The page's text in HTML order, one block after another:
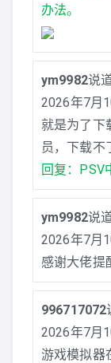
办法。
ym9982说
2026年7月
就是为了下
员，下载不
回复：PSV
ym9982说
2026年7月
感谢大佬提
996717072
2026年7月
游戏模拟器